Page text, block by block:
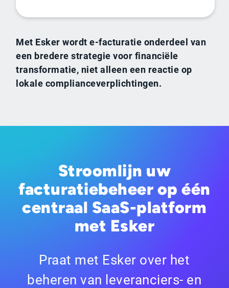
Met Esker wordt e-facturatie onderdeel van
een bredere strategie voor financiële
transformatie, niet alleen een reactie op
lokale complianceverplichtingen.
Stroomlijn uw
facturatiebeheer op één
centraal SaaS-platform
met Esker
Praat met Esker over het
beheren van leveranciers- en